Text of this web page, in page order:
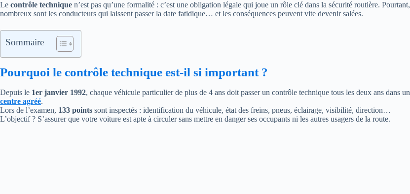
Le contrôle technique n’est pas qu’une formalité : c’est une obligation légale qui joue un rôle clé dans la sécurité routière. Pourtant,
nombreux sont les conducteurs qui laissent passer la date fatidique… et les conséquences peuvent vite devenir salées.
Sommaire
Pourquoi le contrôle technique est-il si important ?
Depuis le 1er janvier 1992, chaque véhicule particulier de plus de 4 ans doit passer un contrôle technique tous les deux ans dans un
centre agréé.
Lors de l’examen, 133 points sont inspectés : identification du véhicule, état des freins, pneus, éclairage, visibilité, direction…
L’objectif ? S’assurer que votre voiture est apte à circuler sans mettre en danger ses occupants ni les autres usagers de la route.